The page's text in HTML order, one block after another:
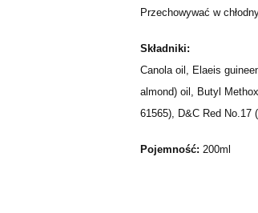
Przechowywać w
Składniki:
Canola oil, Elaeis
almond) oil, Butyl
61565), D&C Red No.17
Pojemność: 200ml